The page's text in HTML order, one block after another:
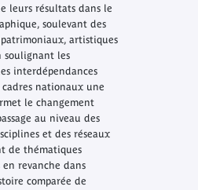
leurs résultats dans le
soulevant des
artistiques
soulignant les
interdépendances
nationaux une
le changement
au niveau des
et des réseaux
de thématiques
en revanche dans
comparée de